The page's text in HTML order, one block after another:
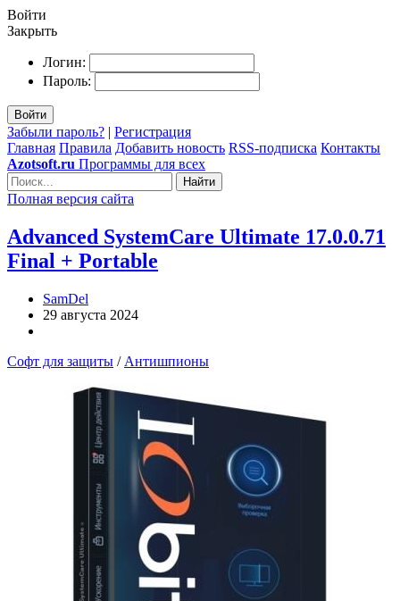
Войти
Закрыть
Логин:
Пароль:
Войти
Забыли пароль? | Регистрация
Главная Правила Добавить новость RSS-подписка Контакты
Azotsoft.ru Программы для всех
Найти
Полная версия сайта
Advanced SystemCare Ultimate 17.0.0.71
Final + Portable
SamDel
29 августа 2024
Софт для защиты / Антишпионы